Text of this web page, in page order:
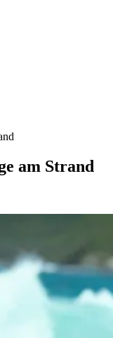
am Strand